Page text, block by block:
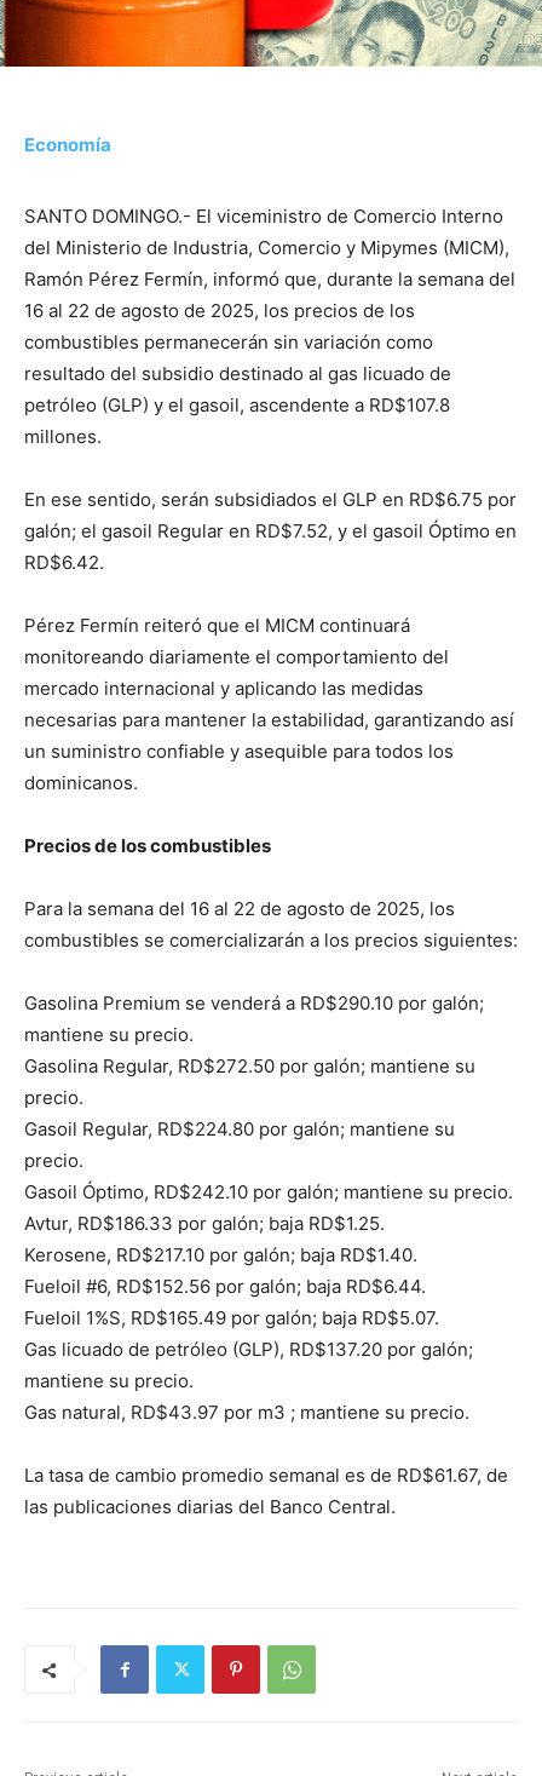
Economía
SANTO DOMINGO.- El viceministro de Comercio Interno
del Ministerio de Industria, Comercio y Mipymes (MICM),
Ramón Pérez Fermín, informó que, durante la semana del
16 al 22 de agosto de 2025, los precios de los
combustibles permanecerán sin variación como
resultado del subsidio destinado al gas licuado de
petróleo (GLP) y el gasoil, ascendente a RD$107.8
millones.
En ese sentido, serán subsidiados el GLP en RD$6.75 por
galón; el gasoil Regular en RD$7.52, y el gasoil Óptimo en
RD$6.42.
Pérez Fermín reiteró que el MICM continuará
monitoreando diariamente el comportamiento del
mercado internacional y aplicando las medidas
necesarias para mantener la estabilidad, garantizando así
un suministro confiable y asequible para todos los
dominicanos.
Precios de los combustibles
Para la semana del 16 al 22 de agosto de 2025, los
combustibles se comercializarán a los precios siguientes:
Gasolina Premium se venderá a RD$290.10 por galón;
mantiene su precio.
Gasolina Regular, RD$272.50 por galón; mantiene su
precio.
Gasoil Regular, RD$224.80 por galón; mantiene su
precio.
Gasoil Óptimo, RD$242.10 por galón; mantiene su precio.
Avtur, RD$186.33 por galón; baja RD$1.25.
Kerosene, RD$217.10 por galón; baja RD$1.40.
Fueloil #6, RD$152.56 por galón; baja RD$6.44.
Fueloil 1%S, RD$165.49 por galón; baja RD$5.07.
Gas licuado de petróleo (GLP), RD$137.20 por galón;
mantiene su precio.
Gas natural, RD$43.97 por m3 ; mantiene su precio.
La tasa de cambio promedio semanal es de RD$61.67, de
las publicaciones diarias del Banco Central.